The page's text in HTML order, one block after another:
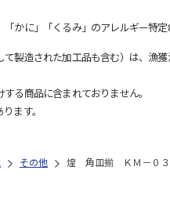
かに」「くるみ」のアレルギー特定
製造された加工品も含む）は、漁
る商品に含まれておりません。
ます。
その他 煌 角皿揃 ＫＭ－０３